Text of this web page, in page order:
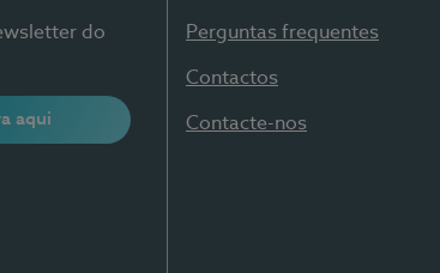
do
aqui
Perguntas frequentes
Contactos
Contacte-nos